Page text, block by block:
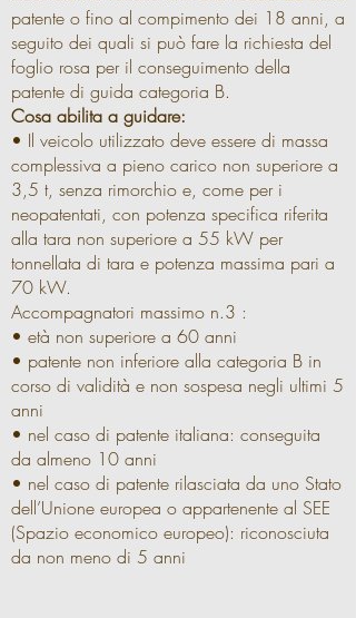
patente o fino al compimento dei 18 anni, a
seguito dei quali si può fare la richiesta del
foglio rosa per il conseguimento della
patente di guida categoria B.
Cosa abilita a guidare:
• Il veicolo utilizzato deve essere di massa
complessiva a pieno carico non superiore a
3,5 t, senza rimorchio e, come per i
neopatentati, con potenza specifica riferita
alla tara non superiore a 55 kW per
tonnellata di tara e potenza massima pari a
70 kW.
Accompagnatori massimo n.3 :
• età non superiore a 60 anni
• patente non inferiore alla categoria B in
corso di validità e non sospesa negli ultimi 5
anni
• nel caso di patente italiana: conseguita
da almeno 10 anni
• nel caso di patente rilasciata da uno Stato
dell’Unione europea o appartenente al SEE
(Spazio economico europeo): riconosciuta
da non meno di 5 anni